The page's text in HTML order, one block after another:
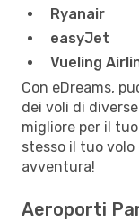
Ryanair
easyJet
Vueling
Con eDreams,
dei voli di
migliore per il
stesso il tuo volo
avventura!
Aeroporti